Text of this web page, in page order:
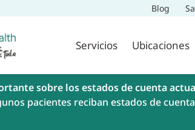
Blog
Servicios Ubicaciones
sobre los estados de cuenta
pacientes reciban estados de